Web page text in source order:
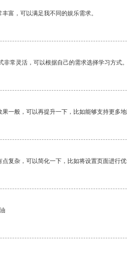
富，可以满足我不同的娱乐需求。
非常灵活，可以根据自己的需求选择学习方式
一般，可以再提升一下，比如能够支持更多地
复杂，可以简化一下，比如将设置页面进行优